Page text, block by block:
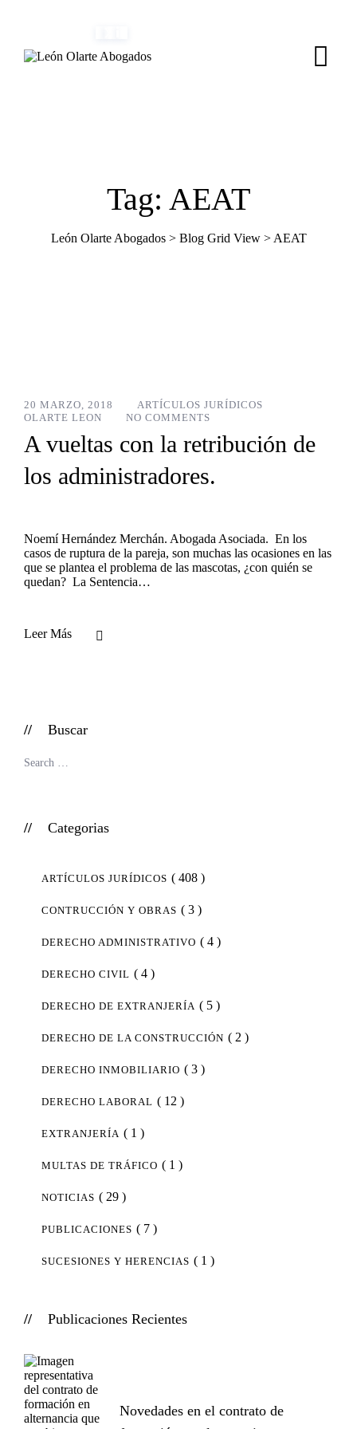
Tag: AEAT
León Olarte Abogados> Blog Grid View> AEAT
20 MARZO, 2018
ARTÍCULOS JURÍDICOS
OLARTE LEON
NO COMMENTS
A vueltas con la retribución de
los administradores.
Noemí Hernández Merchán. Abogada Asociada. En los
casos de ruptura de la pareja, son muchas las ocasiones en las
que se plantea el problema de las mascotas, ¿con quién se
quedan? La Sentencia…
Leer Más
Buscar
Categorias
ARTÍCULOS JURÍDICOS ( 408 )
CONTRUCCIÓN Y OBRAS ( 3 )
DERECHO ADMINISTRATIVO ( 4 )
DERECHO CIVIL ( 4 )
DERECHO DE EXTRANJERÍA ( 5 )
DERECHO DE LA CONSTRUCCIÓN ( 2 )
DERECHO INMOBILIARIO ( 3 )
DERECHO LABORAL ( 12 )
EXTRANJERÍA ( 1 )
MULTAS DE TRÁFICO ( 1 )
NOTICIAS ( 29 )
PUBLICACIONES ( 7 )
SUCESIONES Y HERENCIAS ( 1 )
Publicaciones Recientes
Novedades en el contrato de